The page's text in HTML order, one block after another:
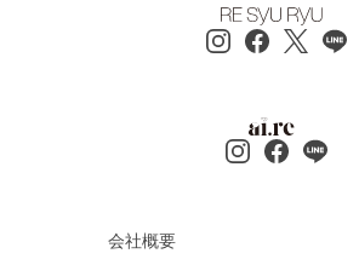
会社概要